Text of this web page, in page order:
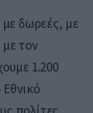
δωρεές, με
τον
1.200